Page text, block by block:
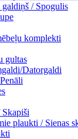
galdiņš / Spogulis
komplekti
gultas
Datorgaldi
plaukti / Sienas